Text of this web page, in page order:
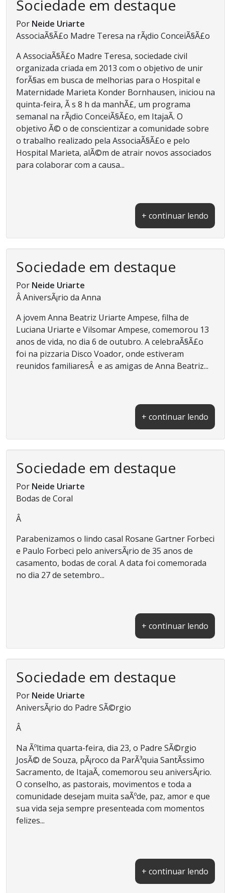
Sociedade em destaque
Por Neide Uriarte
AssociaÃ§Ã£o Madre Teresa na rÃ¡dio ConceiÃ§Ã£o
A AssociaÃ§Ã£o Madre Teresa, sociedade civil
organizada criada em 2013 com o objetivo de unir
forÃ§as em busca de melhorias para o Hospital e
Maternidade Marieta Konder Bornhausen, iniciou na
quinta-feira, Ã s 8 h da manhÃ£, um programa
semanal na rÃ¡dio ConceiÃ§Ã£o, em ItajaÃ­. O
objetivo Ã© o de conscientizar a comunidade sobre
o trabalho realizado pela AssociaÃ§Ã£o e pelo
Hospital Marieta, alÃ©m de atrair novos associados
para colaborar com a causa...
+ continuar lendo
Sociedade em destaque
Por Neide Uriarte
Â AniversÃ¡rio da Anna
A jovem Anna Beatriz Uriarte Ampese, filha de
Luciana Uriarte e Vilsomar Ampese, comemorou 13
anos de vida, no dia 6 de outubro. A celebraÃ§Ã£o
foi na pizzaria Disco Voador, onde estiveram
reunidos familiaresÂ e as amigas de Anna Beatriz...
+ continuar lendo
Sociedade em destaque
Por Neide Uriarte
Bodas de Coral
Â
Parabenizamos o lindo casal Rosane Gartner Forbeci
e Paulo Forbeci pelo aniversÃ¡rio de 35 anos de
casamento, bodas de coral. A data foi comemorada
no dia 27 de setembro...
+ continuar lendo
Sociedade em destaque
Por Neide Uriarte
AniversÃ¡rio do Padre SÃ©rgio
Â
Na Ãºltima quarta-feira, dia 23, o Padre SÃ©rgio
JosÃ© de Souza, pÃ¡roco da ParÃ³quia SantÃ­ssimo
Sacramento, de ItajaÃ­, comemorou seu aniversÃ¡rio.
O conselho, as pastorais, movimentos e toda a
comunidade desejam muita saÃºde, paz, amor e que
sua vida seja sempre presenteada com momentos
felizes...
+ continuar lendo